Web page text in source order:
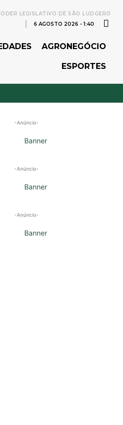
LEGISLATIVO DE SÃO LUDGERO
6 AGOSTO 2026 - 1:40
AGRONEGÓCIO
ESPORTES
-Anúncio-
-Anúncio-
-Anúncio-